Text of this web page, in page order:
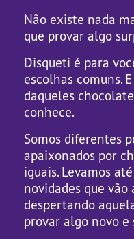
Não existe nada
que provar algo
Disqueti é para
escolhas comuns.
daqueles
conhece.
Somos diferentes
apaixonados por
iguais. Levamos
novidades que vão
despertando
provar algo novo